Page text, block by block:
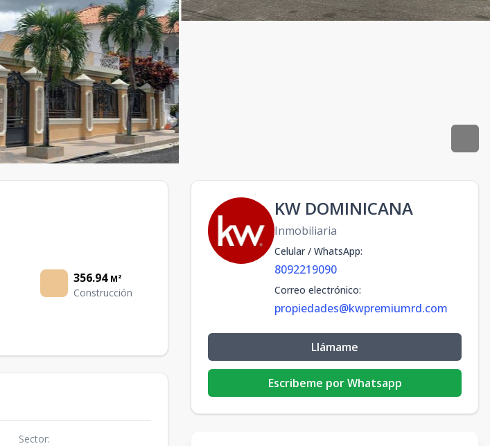
356.94 M²
Construcción
Sector:
KW DOMINICANA
Inmobiliaria
Celular / WhatsApp:
8092219090
Correo electrónico:
propiedades@kwpremiumrd.com
Llámame
Escribeme por Whatsapp